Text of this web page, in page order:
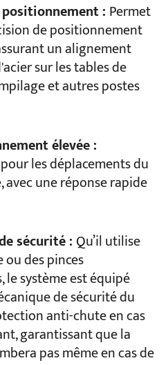
: Permet
de positionnement
un alignement
sur les tables de
et autres postes
élevée :
les déplacements du
une réponse rapide
sécurité : Qu’il utilise
ou des pinces
système est équipé
de sécurité du
anti-chute en cas
garantissant que la
pas même en cas de